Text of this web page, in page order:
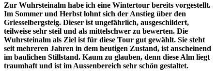
Zur Wuhrsteinalm habe ich eine Wintertour bereits vorgestellt.
Im Sommer und Herbst lohnt sich der Anstieg über den
Griesselbergsteig. Dieser ist ungefährlich, ausgeschildert,
teilweise sehr steil und als mittelschwer zu bewerten. Die
Wuhrsteinalm als Ziel ist für diese Tour gut gewählt. Sie steht
seit mehreren Jahren in dem heutigen Zustand, ist anscheinend
im baulichen Stillstand. Kaum zu glauben, denn diese Alm liegt
traumhaft und ist im Aussenbereich sehr schön gestaltet.